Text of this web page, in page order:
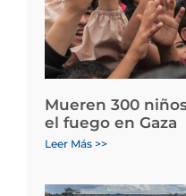
Mueren 300
el fuego en Gaza
Leer Más >>